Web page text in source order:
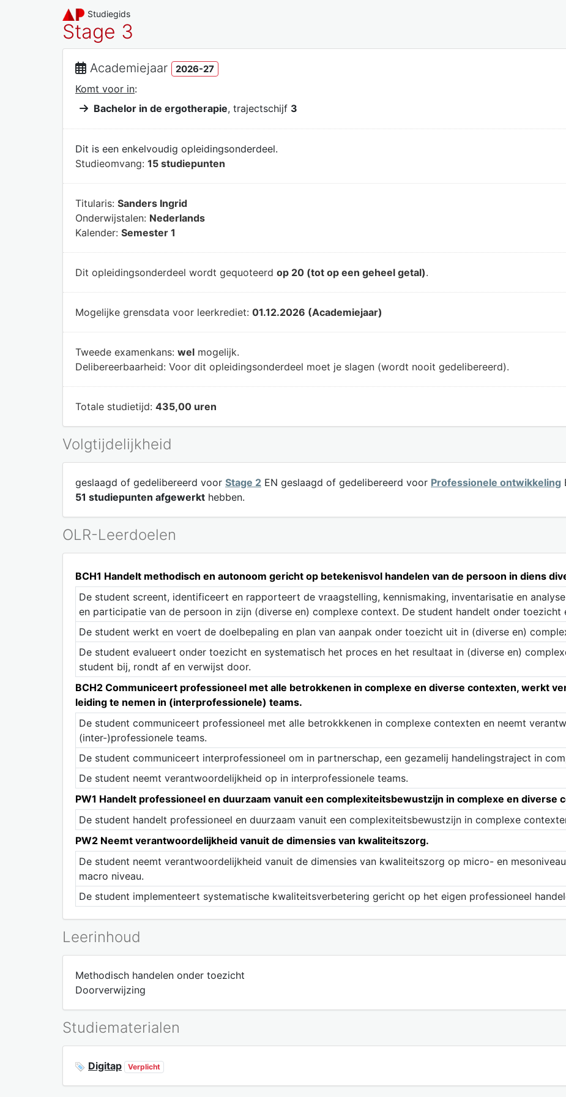
Studiegids
Stage 3
Academiejaar 2026-27
Komt voor in:
Bachelor in de ergotherapie, trajectschijf 3
Dit is een enkelvoudig opleidingsonderdeel.
Studieomvang: 15 studiepunten
Titularis: Sanders Ingrid
Onderwijstalen: Nederlands
Kalender: Semester 1
Dit opleidingsonderdeel wordt gequoteerd op 20 (tot op een geheel getal).
Mogelijke grensdata voor leerkrediet: 01.12.2026 (Academiejaar)
Tweede examenkans: wel mogelijk.
Delibereerbaarheid: Voor dit opleidingsonderdeel moet je slagen (wordt nooit gedelibereerd).
Totale studietijd: 435,00 uren
Volgtijdelijkheid
geslaagd of gedelibereerd voor Stage 2 EN geslaagd of gedelibereerd voor Professionele ontwikkeling
51 studiepunten afgewerkt hebben.
OLR-Leerdoelen
BCH1 Handelt methodisch en autonoom gericht op betekenisvol handelen van de persoon in diens
De student screent, identificeert en rapporteert de vraagstelling, kennismaking, inventarisatie en
en participatie van de persoon in zijn (diverse en) complexe context. De student handelt onder toezicht
De student werkt en voert de doelbepaling en plan van aanpak onder toezicht uit in (diverse en)
De student evalueert onder toezicht en systematisch het proces en het resultaat in (diverse en)
student bij, rondt af en verwijst door.
BCH2 Communiceert professioneel met alle betrokkenen in complexe en diverse contexten, werkt
leiding te nemen in (interprofessionele) teams.
De student communiceert professioneel met alle betrokkkenen in complexe contexten en neemt
(inter-)professionele teams.
De student communiceert interprofessioneel om in partnerschap, een gezamelij handelingstraject in
De student neemt verantwoordelijkheid op in interprofessionele teams.
PW1 Handelt professioneel en duurzaam vanuit een complexiteitsbewustzijn in complexe en diverse
De student handelt professioneel en duurzaam vanuit een complexiteitsbewustzijn in complexe
PW2 Neemt verantwoordelijkheid vanuit de dimensies van kwaliteitszorg.
De student neemt verantwoordelijkheid vanuit de dimensies van kwaliteitszorg op micro- en
macro niveau.
De student implementeert systematische kwaliteitsverbetering gericht op het eigen professioneel
Leerinhoud
Methodisch handelen onder toezicht
Doorverwijzing
Studiematerialen
Digitap Verplicht